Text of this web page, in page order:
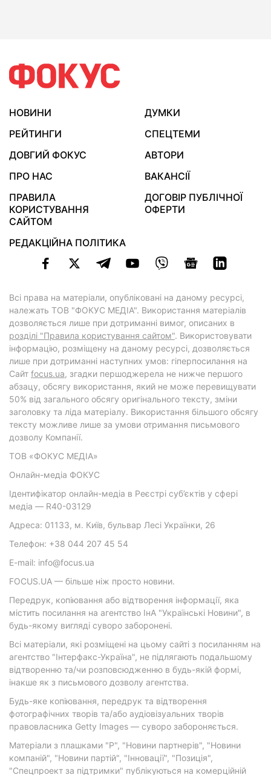
НОВИНИ
ДУМКИ
РЕЙТИНГИ
СПЕЦТЕМИ
ДОВГИЙ ФОКУС
АВТОРИ
ПРО НАС
ВАКАНСІЇ
ПРАВИЛА
КОРИСТУВАННЯ
САЙТОМ
ДОГОВІР ПУБЛІЧНОЇ
ОФЕРТИ
РЕДАКЦІЙНА ПОЛІТИКА
Всі права на матеріали, опубліковані на даному ресурсі,
належать ТОВ "ФОКУС МЕДІА". Використання матеріалів
дозволяється лише при дотриманні вимог, описаних в
розділі "Правила користування сайтом". Використовувати
інформацію, розміщену на даному ресурсі, дозволяється
лише при дотриманні наступних умов: гіперпосилання на
Cайт focus.ua, згадки першоджерела не нижче першого
абзацу, обсягу використання, який не може перевищувати
50% від загального обсягу оригінального тексту, зміни
заголовку та ліда матеріалу. Використання більшого обсягу
тексту можливе лише за умови отримання письмового
дозволу Компанії.
ТОВ «ФОКУС МЕДІА»
Онлайн-медіа ФОКУС
Ідентифікатор онлайн-медіа в Реєстрі суб’єктів у сфері
медіа — R40-03129
Адреса: 01133, м. Київ, бульвар Лесі Українки, 26
Телефон: +38 044 207 45 54
E-mail: info@focus.ua
FOCUS.UA — більше ніж просто новини.
Передрук, копіювання або відтворення інформації, яка
містить посилання на агентство ІнА "Українські Новини", в
будь-якому вигляді суворо заборонені.
Всі матеріали, які розміщені на цьому сайті з посиланням на
агентство "Інтерфакс-Україна", не підлягають подальшому
відтворенню та/чи розповсюдженню в будь-якій формі,
інакше як з письмового дозволу агентства.
Будь-яке копіювання, передрук та відтворення
фотографічних творів та/або аудіовізуальних творів
правовласника Getty Images — суворо забороняється.
Матеріали з плашками "Р", "Новини партнерів", "Новини
компаній", "Новини партій", "Інновації", "Позиція",
"Спецпроект за підтримки" публікуються на комерційній